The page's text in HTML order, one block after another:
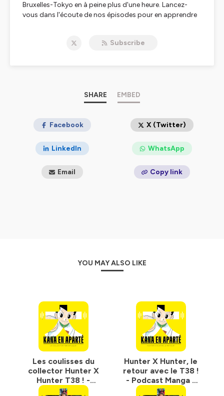
Bruxelles-Tokyo en à peine plus d'une heure. Lancez-
vous dans l'écoute de nos épisodes pour en apprendre
Subscribe
SHARE EMBED
Facebook X (Twitter)
LinkedIn WhatsApp
Email Copy link
YOU MAY ALSO LIKE
Les coulisses du
collector Hunter X
Hunter T38 ! -
Podcast Manga -
Hunter X Hunter, le
retour avec le T38 !
- Podcast Manga -
Kana en aparté